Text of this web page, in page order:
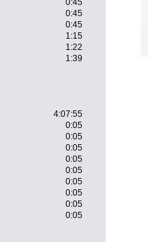
0:45
0:45
0:45
1:15
1:22
1:39
4:07:55
0:05
0:05
0:05
0:05
0:05
0:05
0:05
0:05
0:05